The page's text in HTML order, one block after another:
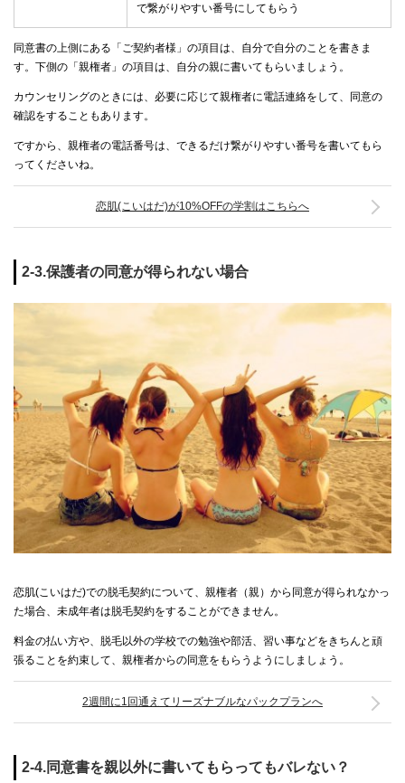
で繋がりやすい番号にしてもらう
同意書の上側にある「ご契約者様」の項目は、自分で自分のことを書きま
す。下側の「親権者」の項目は、自分の親に書いてもらいましょう。
カウンセリングのときには、必要に応じて親権者に電話連絡をして、同意の
確認をすることもあります。
ですから、親権者の電話番号は、できるだけ繋がりやすい番号を書いてもら
ってくださいね。
恋肌(こいはだ)が10%OFFの学割はこちらへ
2-3.保護者の同意が得られない場合
恋肌(こいはだ)での脱毛契約について、親権者（親）から同意が得られなかっ
た場合、未成年者は脱毛契約をすることができません。
料金の払い方や、脱毛以外の学校での勉強や部活、習い事などをきちんと頑
張ることを約束して、親権者からの同意をもらうようにしましょう。
2週間に1回通えてリーズナブルなパックプランへ
2-4.同意書を親以外に書いてもらってもバレない？